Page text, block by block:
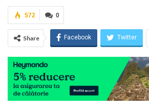
0
572
Share Facebook Twitter